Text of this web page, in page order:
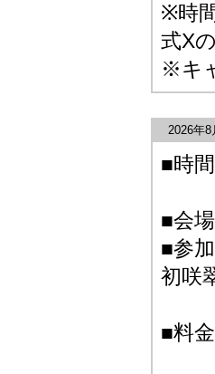
※時
式X
※キ
2026年8
■時
■会
■参
初咲
■料